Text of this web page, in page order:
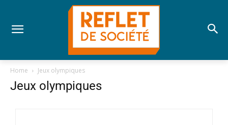
Home Jeux olympiques
Jeux olympiques